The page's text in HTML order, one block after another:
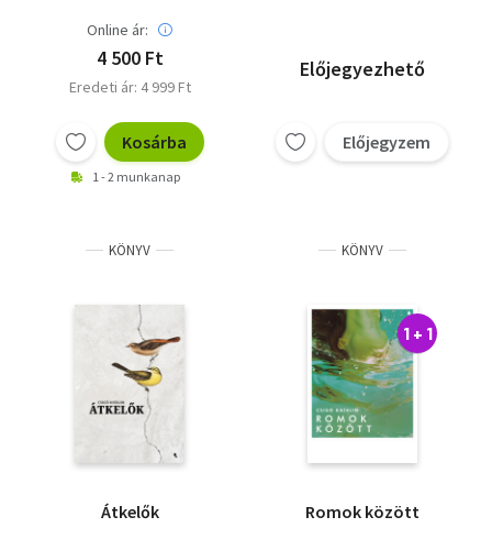
Online ár:
4 500 Ft
Eredeti ár: 4 999 Ft
Kosárba
1 - 2 munkanap
Előjegyezhető
Előjegyzem
KÖNYV
Átkelők
KÖNYV
1 + 1
Romok között